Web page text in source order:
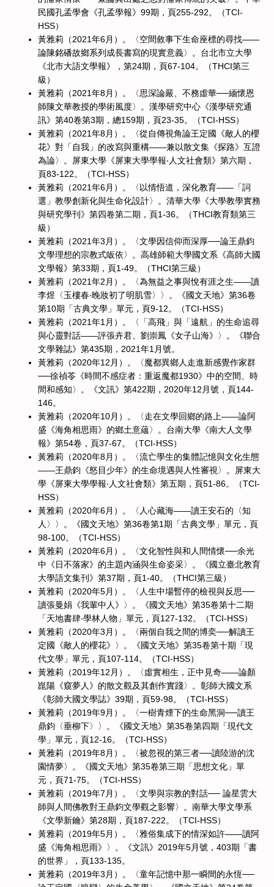
民國孔孟學會《孔孟學報》99期，頁255-292。（TCI-
HSS）
黃雅莉（2021年6月）。〈空間敘事下生命座標的尋找——
論陳銘磻故鄉系列成長書寫的現實意義〉。台北市立大學
《北市大語文學報》，第24期，頁67-104。（THCI第三
級）
黃雅莉（2021年8月）。〈思深論嚴、不務虛華──緬懷恩
師陳文華教授的學術風度〉。漢學研究中心《漢學研究通
訊》第40卷第3期，總159期，頁23-35。（TCI-HSS）
黃雅莉（2021年8月）。〈從自傳視角論王定國《敵人的櫻
花》對「自我」的改寫與重構——兼以散文集《探路》互證
為論〉。屏東大學《屏東大學學報‧人文社會類》第六期，
頁83-122。（TCI-HSS）
黃雅莉（2021年6月）。〈以情悟道，深化教育——「詞
選」教學創新化與生命化設計〉。清華大學《大學教學實務
與研究學刊》第四卷第二期，頁1-36。（THCI教育類第三
級）
黃雅莉（2021年3月）。〈文學因信仰而深厚──論王鼎鈞
文學理想的宗教式皈依〉。高雄師範大學國文系《高師大國
文學報》第33期，頁1-49。（THCI第三級）
黃雅莉（2021年2月）。〈為無益之事與悅有涯之生——讀
李煜〈玉樓春‧晚妝初了明肌雪〉〉。《國文天地》第36卷
第10期「古典文學」單元，頁9-12。（TCI-HSS）
黃雅莉（2021年1月）。〈「高飛」與「遠航」的生命追尋
與心靈對話——評張卉君、劉崇鳳《女子山海》〉。《聯合
文學雜誌》第435期，2021年1月號。
黃雅莉（2020年12月）。〈魔都異鄉人走進新感覺作家群
──徐禎苓《時間不感症者：重返魔都1930》中的空間、時
間和感知〉。《文訊》第422期，2020年12月號，頁144-
146。
黃雅莉（2020年10月）。〈走在文學回鄉的路上——論阿
盛《海角相思雨》的鄉土意蘊〉。台南大學《南大人文學
報》第54卷，頁37-67。（TCI-HSS）
黃雅莉（2020年8月）。〈流亡學生的集體記憶與文化生態
——王鼎鈞《怒目少年》的生命境遇與人性審視〉。屏東大
學《屏東大學學報‧人文社會類》第五期，頁51-86。（TCI-
HSS）
黃雅莉（2020年6月）。〈人心藏海——讀王安石的〈知
人〉〉。《國文天地》第36卷第1期「古典文學」單元，頁
98-100。（TCI-HSS）
黃雅莉（2020年6月）。〈文化智性與和人間情懷──余光
中《日不落家》的主題內涵與生命姿采〉。《國立臺北教育
大學語文集刊》第37期，頁1-40。（THCI第三級）
黃雅莉（2020年5月）。〈人生中場暫停的檢視與反思──
讀張曼娟《我輩中人》〉。《國文天地》第35卷第十二期
「天地書肆‧學林人物」單元，頁127-132。（TCI-HSS）
黃雅莉（2020年3月）。〈兩個自我之間的博奕──解讀王
定國《敵人的櫻花》〉。《國文天地》第35卷第十期「現
代文學」單元，頁107-114。（TCI-HSS）
黃雅莉（2019年12月）。〈虛實相生，正中見奇——論顏
崑陽《窺夢人》的散文觀及其創作實踐〉。彰師大國文系
《彰師大國文學誌》39期，頁59-98。（TCI-HSS）
黃雅莉（2019年9月）。〈一樹青煙下的生命黑洞──讀王
鼎鈞〈垂柳下〉〉。《國文天地》第35卷第四期「現代文
學」單元，頁12-16。（TCI-HSS）
黃雅莉（2019年8月）。〈被忽視的第三者──讀陸游的沈
園情夢〉。《國文天地》第35卷第三期「思想文化」單
元，頁71-75。（TCI-HSS）
黃雅莉（2019年7月）。〈文學與宗教的對話── 論星雲大
師與人間佛教對王鼎鈞文學觀之影響〉。南華大學文學系
《文學新鑰》第28期，頁187-222。（TCI-HSS）
黃雅莉（2019年5月）。〈雅俗集成下的情深如許——讀阿
盛《海角相思雨》〉。《文訊》2019年5月號，403期「書
的世界」，頁133-135。
黃雅莉（2019年3月）。〈童年記憶中那一瞬間的永恆──